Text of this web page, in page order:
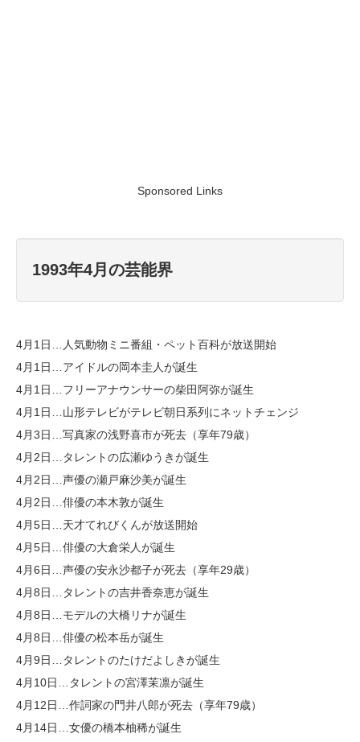
Sponsored Links
1993年4月の芸能界
4月1日…人気動物ミニ番組・ペット百科が放送開始
4月1日…アイドルの岡本圭人が誕生
4月1日…フリーアナウンサーの柴田阿弥が誕生
4月1日…山形テレビがテレビ朝日系列にネットチェンジ
4月3日…写真家の浅野喜市が死去（享年79歳）
4月2日…タレントの広瀬ゆうきが誕生
4月2日…声優の瀬戸麻沙美が誕生
4月2日…俳優の本木敦が誕生
4月5日…天才てれびくんが放送開始
4月5日…俳優の大倉栄人が誕生
4月6日…声優の安永沙都子が死去（享年29歳）
4月8日…タレントの吉井香奈恵が誕生
4月8日…モデルの大橋リナが誕生
4月8日…俳優の松本岳が誕生
4月9日…タレントのたけだよしきが誕生
4月10日…タレントの宮澤茉凛が誕生
4月12日…作詞家の門井八郎が死去（享年79歳）
4月14日…女優の橋本柚稀が誕生